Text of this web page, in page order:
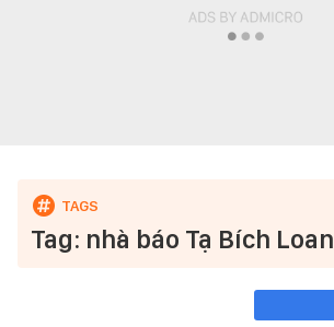
Tag: nhà báo Tạ Bích Loan